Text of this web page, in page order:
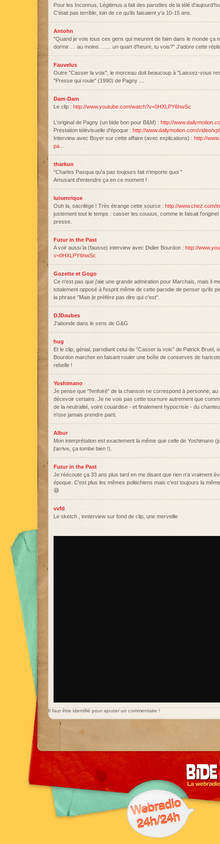
Pour les Inconnus, Légitimus a fait des parodies de la télé
C'était pas terrible, loin de ce qu'ils faisaient y'a 10-15 ans.
Antohn
"Quand je vois tous ces gens qui meurent de faim dans le monde ça
dormir…. au moins……. un quart d'heure, tu vois?" J'adore cette
Fauvelus
Outre "Casser la voix", le morceau doit beaucoup à "Laissez-vous
"Presse qui roule" (1990) de Pagny …
Dam-Dam
Le clip : http://www.youtube.com/watch?v=0HXLPY6hwSc
L'original de Pagny (un bide bon pour B&M) : http://
Prestation télévisuelle d'époque : http://www.dailymotion.com/video/
Interview avec Boyer sur cette affaire (avec explications) : http://
pa…
tharkun
"Charles Pasqua qu'a pas toujours fait n'importe quoi "
Amusant d'entendre ça en ce moment !
luisenrique
Ouh la, sacrilège ! Très étrange cette source : http://www.chez.com/
justement tout le temps : casser les couuus, comme le faisait
presse.
Futur in the Past
A voir aussi la (fausse) interview avec Didier Bourdon : http://
v=0HXLPY6hwSc
Gozette et Gogo
Ce n'est pas que j'aie une grande admiration pour Marchais, mais il
totalement opposé à l'esprit même de cette parodie de penser qu'ils
la phrase "Mais je préfère pas dire qui c'est".
DJDaubes
J'abonde dans le sens de G&G
hug
Et le clip, génial, parodiant celui de "Casser la voix" de Patrick Bruel,
Bourdon marcher en faisant rouler une boîte de conserves de
rebelle !
Yoshimano
Je pense que "l'enfoiré" de la chanson ne correspond à personne, au
décevoir certains. Je ne vois pas cette tournure autrement que
de la neutralité, voire couardise - et finalement hypocrisie - du
n'ose jamais prendre parti.
Albur
Mon interprétation est exactement la même que celle de Yoshimano
j'arrive, ça tombe bien !).
Futur in the Past
Je réécoute ça 33 ans plus tard en me disant que rien n'a vraiment
époque. C'est plus les mêmes politichiens mais c'est toujours la
😆
vvfd
Le sketch , innterview sur fond de clip, une merveille
Il faut être identifié pour ajouter un commentaire !